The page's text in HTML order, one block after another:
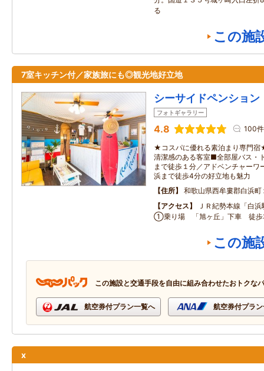
る
この施
7室キッチン付／家族旅にも◎観光地好立地
シーサイドペンション
フォトギャラリー
4.8 100件
★コスパに優れる素泊まり専門
清潔感のある客室■全部屋バス・
まで徒歩１分／アドベンチャーワ
浜まで徒歩4分の好立地も魅力
住所
和歌山県西牟婁郡白浜
アクセス
ＪＲ紀勢本線「白
①乗り場 「旭ヶ丘」下車 徒歩
この施
この施設と交通手段を自由に組み合わせたおトクな
航空券付プラン一覧へ 航空券付プラ
x